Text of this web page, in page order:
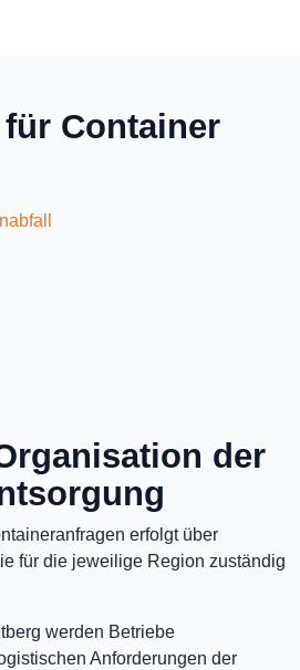
Container
der
erfolgt über
für die jeweilige Region zuständig
werden Betriebe
Anforderungen der